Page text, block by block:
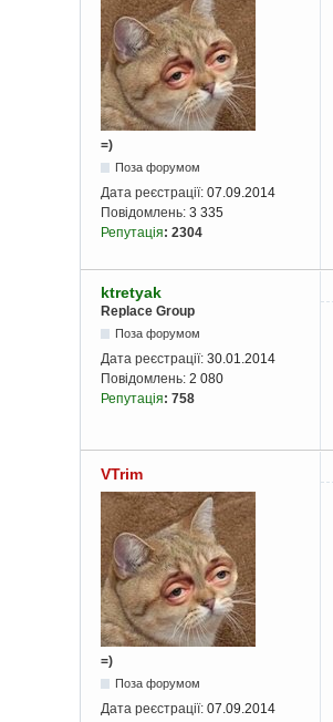
=)
Поза форумом
Дата реєстрації: 07.09.2014
Повідомлень: 3 335
Репутація: 2304
ktretyak
Replace Group
Поза форумом
Дата реєстрації: 30.01.2014
Повідомлень: 2 080
Репутація: 758
VTrim
=)
Поза форумом
Дата реєстрації: 07.09.2014